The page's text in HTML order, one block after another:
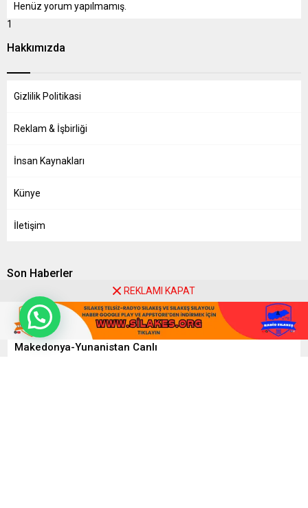
Henüz yorum yapılmamış.
1
Hakkımızda
Gizlilik Politikasi
Reklam & İşbirliği
İnsan Kaynakları
Künye
İletişim
Son Haberler
Yabancı Plakalı Taşıt İşlemleri
Makedonya-Yunanistan Canlı
REKLAMI KAPAT